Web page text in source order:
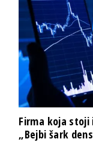
Firma koja stoji
„Bejbi šark